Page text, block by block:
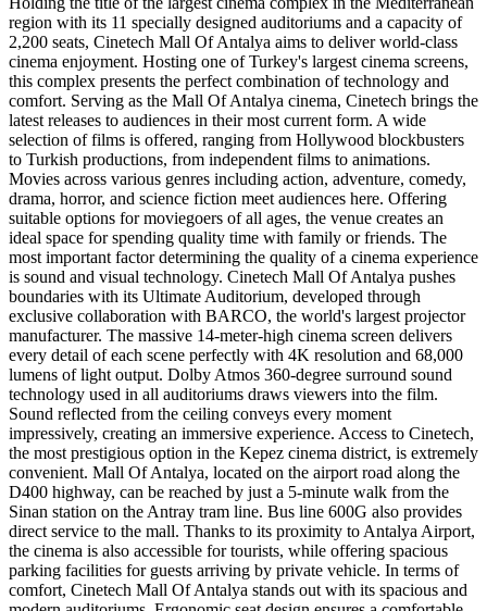
region with its 11 specially designed auditoriums and a capacity of
2,200 seats, Cinetech Mall Of Antalya aims to deliver world-class
cinema enjoyment. Hosting one of Turkey's largest cinema screens,
this complex presents the perfect combination of technology and
comfort. Serving as the Mall Of Antalya cinema, Cinetech brings the
latest releases to audiences in their most current form. A wide
selection of films is offered, ranging from Hollywood blockbusters
to Turkish productions, from independent films to animations.
Movies across various genres including action, adventure, comedy,
drama, horror, and science fiction meet audiences here. Offering
suitable options for moviegoers of all ages, the venue creates an
ideal space for spending quality time with family or friends. The
most important factor determining the quality of a cinema experience
is sound and visual technology. Cinetech Mall Of Antalya pushes
boundaries with its Ultimate Auditorium, developed through
exclusive collaboration with BARCO, the world's largest projector
manufacturer. The massive 14-meter-high cinema screen delivers
every detail of each scene perfectly with 4K resolution and 68,000
lumens of light output. Dolby Atmos 360-degree surround sound
technology used in all auditoriums draws viewers into the film.
Sound reflected from the ceiling conveys every moment
impressively, creating an immersive experience. Access to Cinetech,
the most prestigious option in the Kepez cinema district, is extremely
convenient. Mall Of Antalya, located on the airport road along the
D400 highway, can be reached by just a 5-minute walk from the
Sinan station on the Antray tram line. Bus line 600G also provides
direct service to the mall. Thanks to its proximity to Antalya Airport,
the cinema is also accessible for tourists, while offering spacious
parking facilities for guests arriving by private vehicle. In terms of
comfort, Cinetech Mall Of Antalya stands out with its spacious and